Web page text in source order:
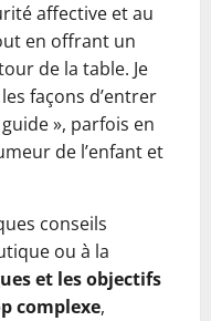
affective et au
en offrant un
de la table. Je
façons d’entrer
», parfois en
de l’enfant et
conseils
ou à la
et les objectifs
complexe,